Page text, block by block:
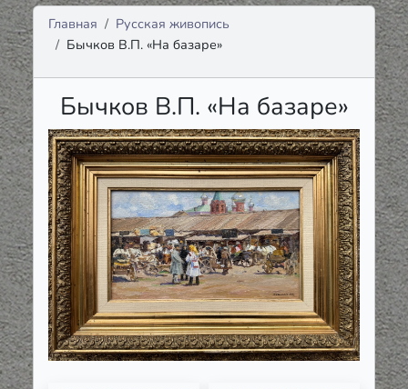
Главная
Русская живопись
Бычков В.П. «На базаре»
Бычков В.П. «На базаре»